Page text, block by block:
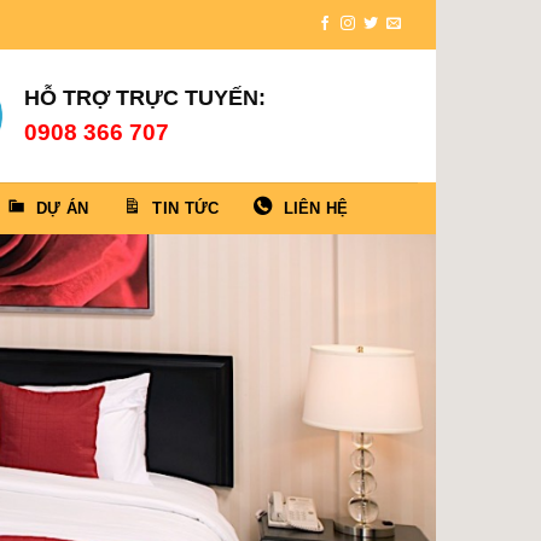
HỖ TRỢ TRỰC TUYẾN:
0908 366 707
DỰ ÁN TIN TỨC LIÊN HỆ